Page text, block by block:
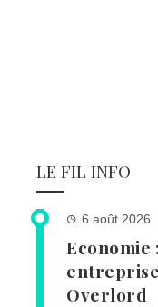
LE FIL INFO
6 août 2026
Economie
Overlord